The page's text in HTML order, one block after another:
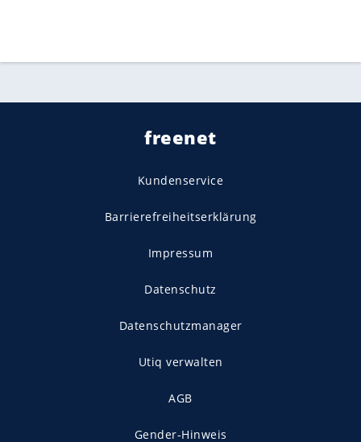
freenet
Kundenservice
Barrierefreiheitserklärung
Impressum
Datenschutz
Datenschutzmanager
Utiq verwalten
AGB
Gender-Hinweis